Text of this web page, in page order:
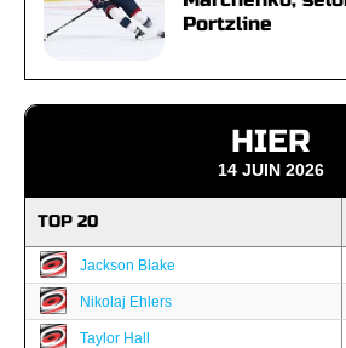
Portzline
HIER
14 JUIN 2026
TOP 20
Jackson Blake
Nikolaj Ehlers
Taylor Hall